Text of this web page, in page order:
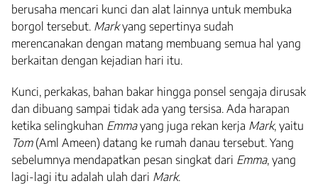
berusaha mencari kunci dan alat lainnya untuk membuka
borgol tersebut. Markyang sepertinya sudah
merencanakan dengan matang membuang semua hal yang
berkaitan dengan kejadian hari itu.
Kunci, perkakas, bahan bakar hingga ponsel sengaja dirusak
dan dibuang sampai tidak ada yang tersisa. Ada harapan
ketika selingkuhan Emmayang juga rekan kerja Mark, yaitu
Tom(Aml Ameen) datang ke rumah danau tersebut. Yang
sebelumnya mendapatkan pesan singkat dari Emma, yang
lagi-lagi itu adalah ulah dari Mark.